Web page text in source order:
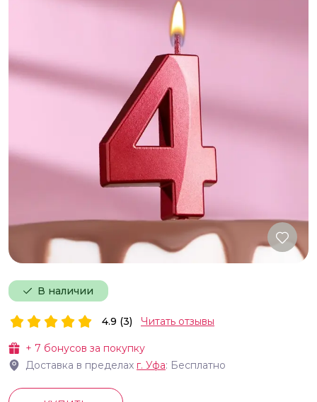
В наличии
+ 7 бонусов за покупку
Доставка в пределах г. Уфа: Бесплатно
4.9 (3) Читать отзывы